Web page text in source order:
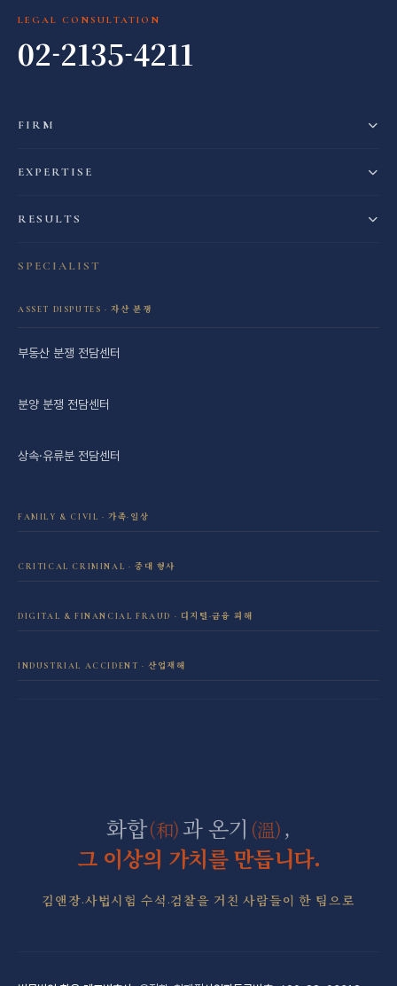
LEGAL CONSULTATION
02-2135-4211
FIRM
EXPERTISE
RESULTS
SPECIALIST
ASSET DISPUTES · 자산 분쟁
부동산 분쟁 전담센터
분양 분쟁 전담센터
상속·유류분 전담센터
FAMILY & CIVIL · 가족·일상
학교폭력 전담센터
CRITICAL CRIMINAL · 중대 형사
DIGITAL & FINANCIAL FRAUD · 디지털·금융 피해
INDUSTRIAL ACCIDENT · 산업재해
화합(和)과 온기 (溫) ,
그 이상의 가치를 만듭니다.
김앤장·사법시험 수석·검찰을 거친 사람들이 한 팀으로